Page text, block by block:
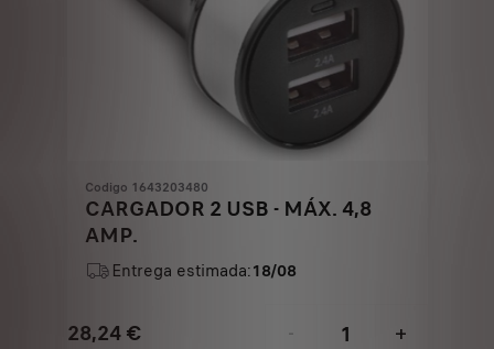
Codigo 1643203480
CARGADOR 2 USB - MÁX. 4,8
AMP.
Entrega estimada:18/08
28,24 € -
+